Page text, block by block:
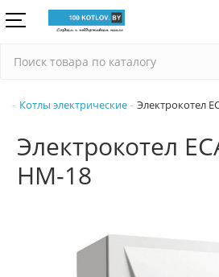
Котлы электрические Электрокотел
Электрокотел
HM-18